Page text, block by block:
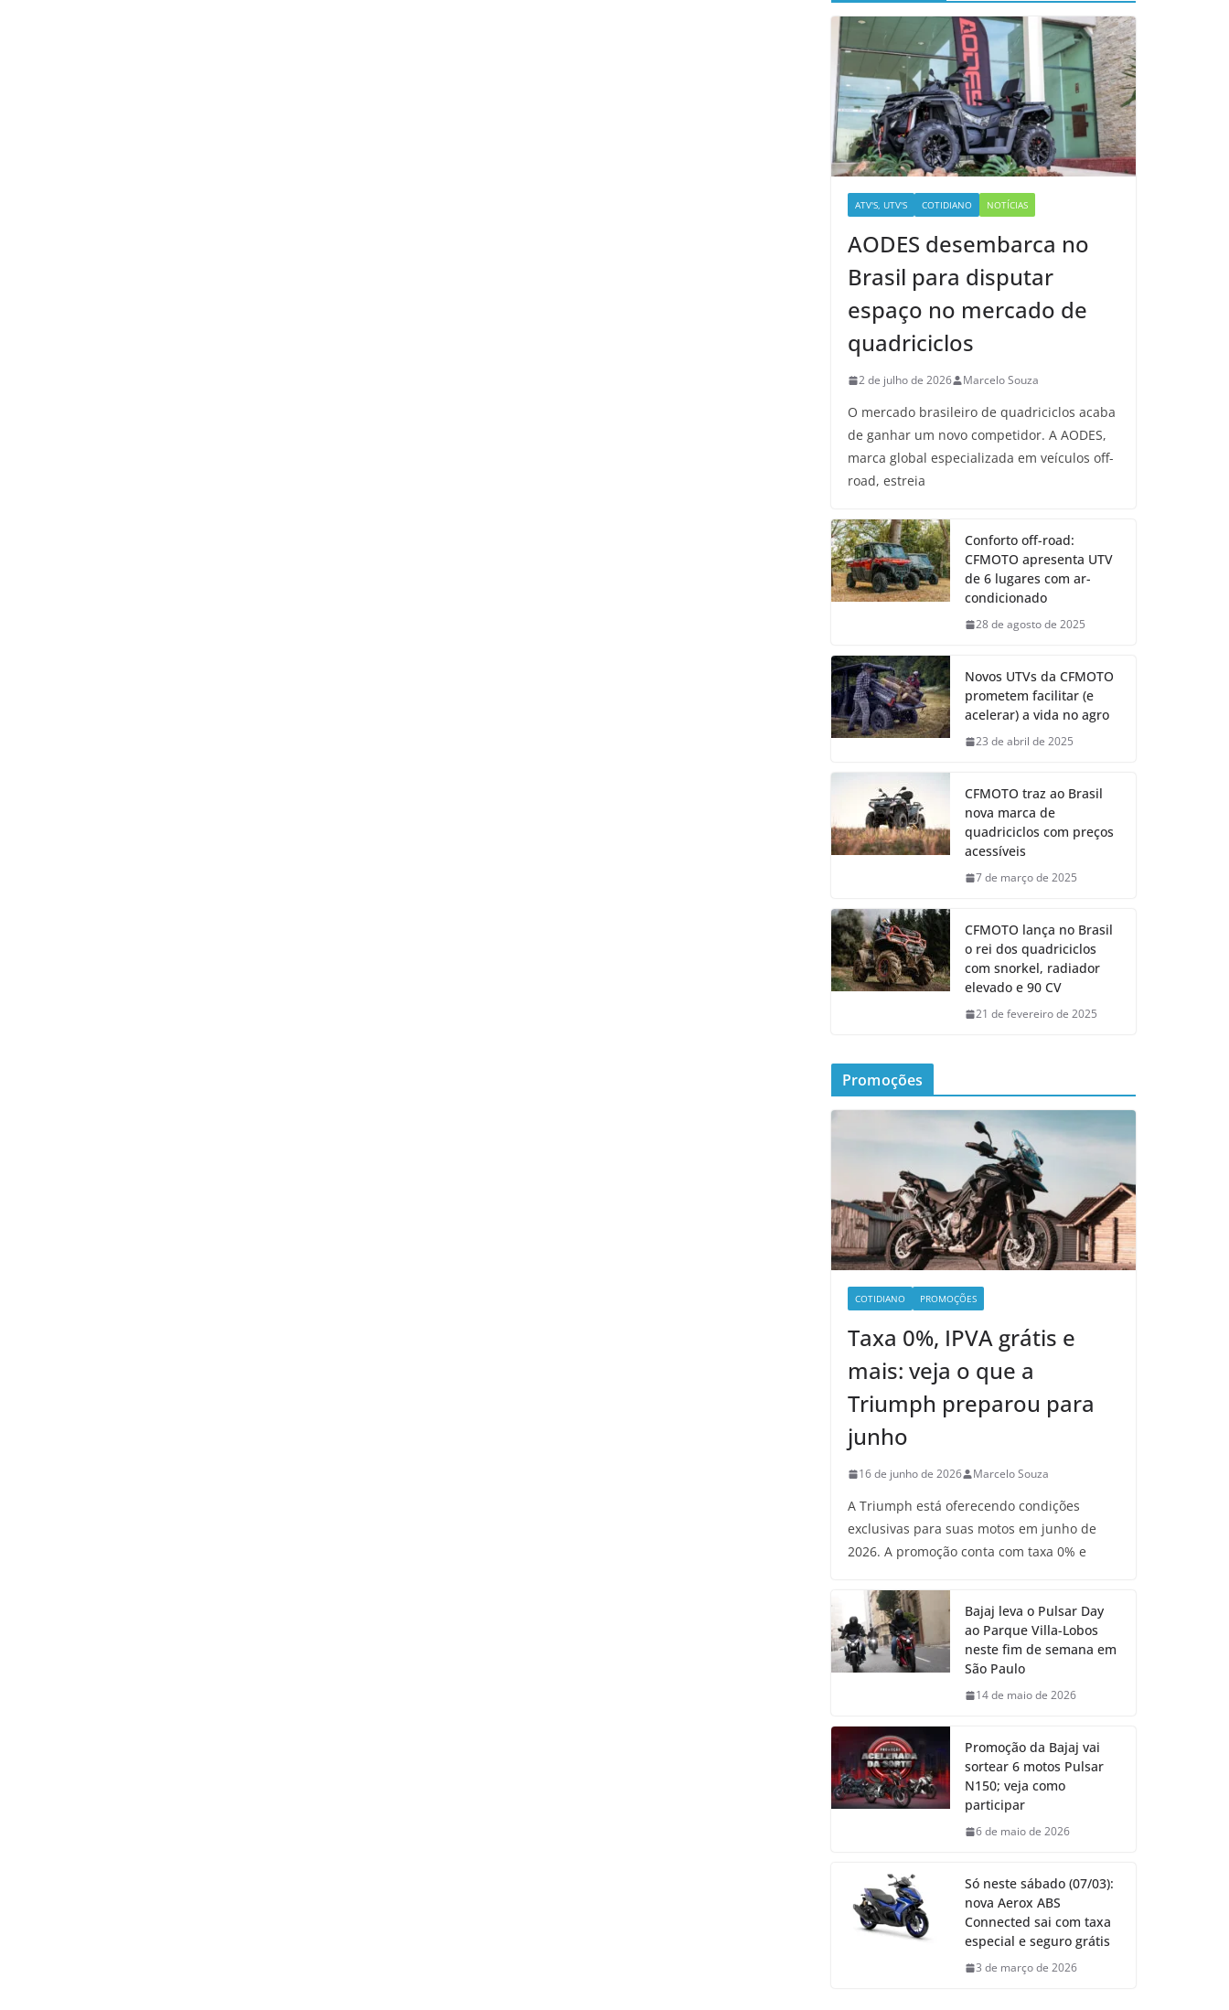
ATV'S, UTV'S COTIDIANO NOTÍCIAS
AODES desembarca no
Brasil para disputar
espaço no mercado de
quadriciclos
2 de julho de 2026 Marcelo Souza
O mercado brasileiro de quadriciclos acaba
de ganhar um novo competidor. A AODES,
marca global especializada em veículos off-
road, estreia
Conforto off-road:
CFMOTO apresenta UTV
de 6 lugares com ar-
condicionado
28 de agosto de 2025
Novos UTVs da CFMOTO
prometem facilitar (e
acelerar) a vida no agro
23 de abril de 2025
CFMOTO traz ao Brasil
nova marca de
quadriciclos com preços
acessíveis
7 de março de 2025
CFMOTO lança no Brasil
o rei dos quadriciclos
com snorkel, radiador
elevado e 90 CV
21 de fevereiro de 2025
Promoções
COTIDIANO PROMOÇÕES
Taxa 0%, IPVA grátis e
mais: veja o que a
Triumph preparou para
junho
16 de junho de 2026 Marcelo Souza
A Triumph está oferecendo condições
exclusivas para suas motos em junho de
2026. A promoção conta com taxa 0% e
Bajaj leva o Pulsar Day
ao Parque Villa-Lobos
neste fim de semana em
São Paulo
14 de maio de 2026
Promoção da Bajaj vai
sortear 6 motos Pulsar
N150; veja como
participar
6 de maio de 2026
Só neste sábado (07/03):
nova Aerox ABS
Connected sai com taxa
especial e seguro grátis
3 de março de 2026